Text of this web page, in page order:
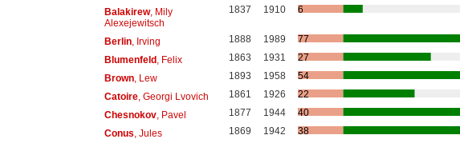
Balakirew, Mily
Alexejewitsch
1837 1910 6
Berlin, Irving 1888 1989
77
Blumenfeld, Felix 1863 1931
27
Brown, Lew 1893 1958
54
Catoire, Georgi Lvovich 1861 1926
22
Chesnokov, Pavel 1877 1944
40
Conus , Jules 1869 1942
38